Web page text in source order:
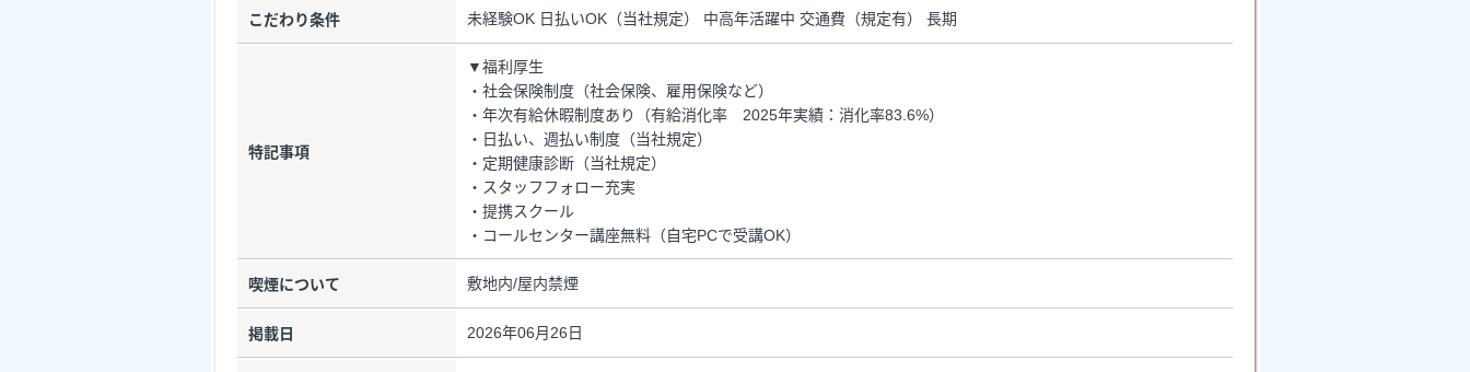
こだわり条件 未経験OK 日払いOK（当社規定） 中高年活躍中 交通費（規定有） 長期
特記事項
▼福利厚生
・社会保険制度（社会保険、雇用保険など）
・年次有給休暇制度あり（有給消化率 2025年実績：消化率83.6%）
・日払い、週払い制度（当社規定）
・定期健康診断（当社規定）
・スタッフフォロー充実
・提携スクール
・コールセンター講座無料（自宅PCで受講OK）
喫煙について 敷地内/屋内禁煙
掲載日 2026年06月26日